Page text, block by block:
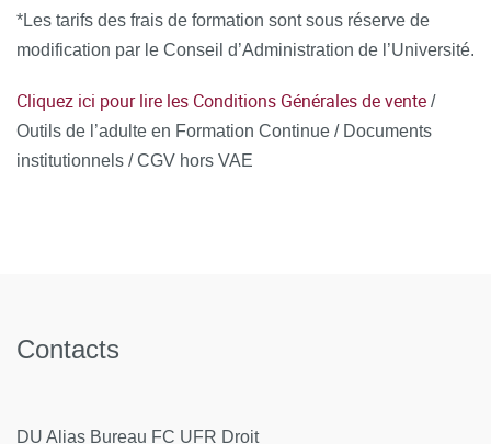
Pour les étrangers hors Union Européenne : joindre en
complément la copie recto-verso du titre de séjour ou
récépissé ou visa en cours de validité
3. Cliquer sur "Mes candidatures" puis sur "Nouvelle
candidature"
si vous êtes étudiant en LMD, interne ou faisant
*Les tarifs des frais de formation sont sous réserve de
modification par le Conseil d’Administration de l’Université.
Cliquez ici pour lire les Conditions Générales de vente /
Outils de l’adulte en Formation Continue / Documents
institutionnels / CGV hors VAE
Contacts
DU Alias Bureau FC UFR Droit